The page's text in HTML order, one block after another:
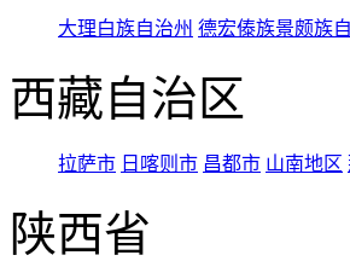
大理白族自治州 德宏傣族景颇族
西藏自治区
拉萨市 日喀则市 昌都市 山南地区
陕西省